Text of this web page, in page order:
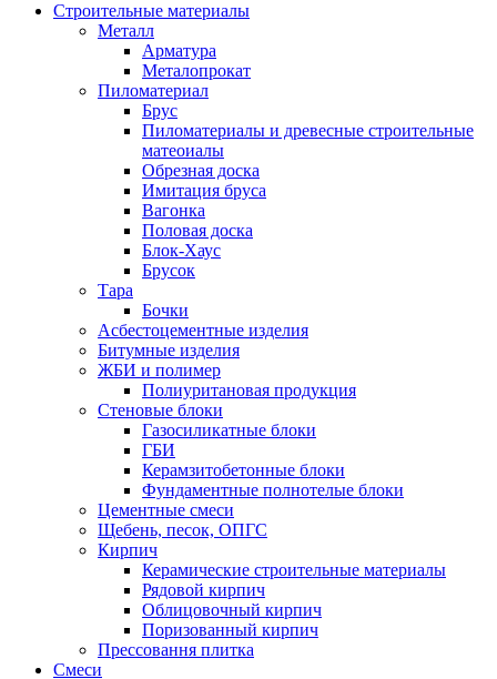
Строительные материалы
Металл
Арматура
Металопрокат
Пиломатериал
Брус
Пиломатериалы и древесные строительные
матеоиалы
Обрезная доска
Имитация бруса
Вагонка
Половая доска
Блок-Хаус
Брусок
Тара
Бочки
Асбестоцементные изделия
Битумные изделия
ЖБИ и полимер
Полиуритановая продукция
Стеновые блоки
Газосиликатные блоки
ГБИ
Керамзитобетонные блоки
Фундаментные полнотелые блоки
Цементные смеси
Щебень, песок, ОПГС
Кирпич
Керамические строительные материалы
Рядовой кирпич
Облицовочный кирпич
Поризованный кирпич
Прессовання плитка
Смеси